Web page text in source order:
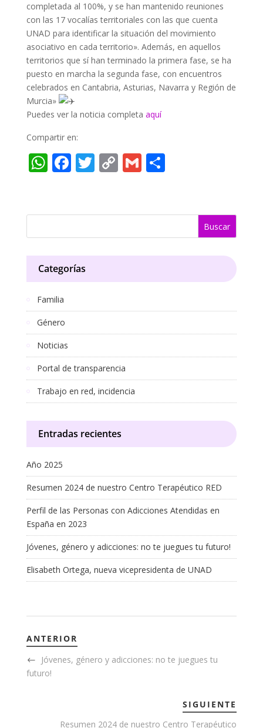
completada al 100%, y se han mantenido reuniones
con las 17 vocalías territoriales con las que cuenta
UNAD para identificar la situación del movimiento
asociativo en cada territorio». Además, en aquellos
territorios que sí han terminado la primera fase, se ha
puesto en marcha la segunda fase, con encuentros
celebrados en Cantabria, Asturias, Navarra y Región de
Murcia»
Puedes ver la noticia completa aquí
Compartir en:
W
s
A
p
p
F
b
o
o
k
T
er
C
y
Li
n
k
G
l
C
p
ar
ti
r
Categorías
Familia
Género
Noticias
Portal de transparencia
Trabajo en red, incidencia
Entradas recientes
Año 2025
Resumen 2024 de nuestro Centro Terapéutico RED
Perfil de las Personas con Adicciones Atendidas en
España en 2023
Jóvenes, género y adicciones: no te juegues tu futuro!
Elisabeth Ortega, nueva vicepresidenta de UNAD
ANTERIOR
Jóvenes, género y adicciones: no te juegues tu
futuro!
SIGUIENTE
Resumen 2024 de nuestro Centro Terapéutico